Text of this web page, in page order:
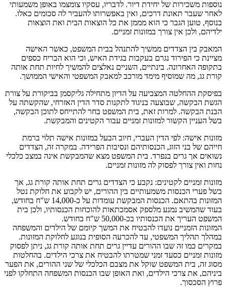
נוספות משכירות של יחידת דיור. לדבריו, עסקיו צומצמו באופן משמעותי
לאחר שעבר תאונת דרכים, ואין באפשרותו להעביר לה סכומים כאלו.
בנוסף, טוען הגבר כי הוא מממן את כל הוצאות הבית ואת הוצאות
ילדיהם, ולכן אין צורך במזונות זמניים.
המאבק בין הצדדים ממשיך להתנהל בבית המשפט, כאשר האישה
מציינת כי הפירוד נגרם בעקבות בגידת האיש, וכי הוא הבריח כספים
בתקופה האחרונה. בינתיים, השניים נאלצים להמשיך לחיות תחת אותה
קורת גג, מה שמוסיף מימד מורכב למאבק המשפטי והאישי הממושך.
בפיסקת ההחלטה המצביעה על הדיון מתחילה גליקסמן בביקורת על צורת
הגשת הבקשה, שבוצעה בניגוד לתקנות סדר הדין האזרחי, שהקשתה על
הבנת הבקשה. למרות זאת, בית המשפט בחר להתייחס לתוכן הבקשה,
בשל העניין הקשור למזונות זמניים עבור הקטינים והמבקשת.
מזונות אישה: לפי הדין העברי, חיוב הבעל במזונות אישה תלוי ברמת
חייהם של בני הזוג, הכנסותיהם ונסיבות הפרידה. במקרה זה, הצדדים
נשואים אך גרים בנפרד. בית המשפט מצא שהמבקשת אינה במצב כלכלי
נחות ואין צורך לפסוק לה מזונות זמניים.
מזונות זמניים לקטינים: נקבע כי הצדדים גרים תחת אותה קורת גג, אך
בשל פערי הכנסות משמעותיים בין ההורים, יש לקבוע את חלוקת נטל
המזונות בהתאם. הכנסות המבקשת עומדות על כ-14,000 ש"ח בחודש,
בעוד שהמשיב נמנע מלספק אסמכתאות להוכחות הכנסותיו, ולכן בית
המשפט העריך את הכנסותיו בכ-50,000 ש"ח בחודש.
המזונות הזמניים נועדו להבטיח את המשך קיומם של הילדים והמשפחה
במהלך תהליך המשפטי, עד להכרעה הסופית בנוגע לחלוקת המזונות.
במקרים כמו זה שבו ההורים עדיין גרים תחת אותה קורת גג, ניתן לפסוק
מזונות זמניים כסעד זמני שמטרתו להבטיח את צרכי הילדים. בהחלטות
מסוג זה, בית המשפט שוקל את מצבם הכלכלי של שני ההורים, את הפער
ביניהם, את צרכי הילדים, ואת האופן שבו הכנסות המשפחה התחלקו לפני
פרוץ הסכסוך.